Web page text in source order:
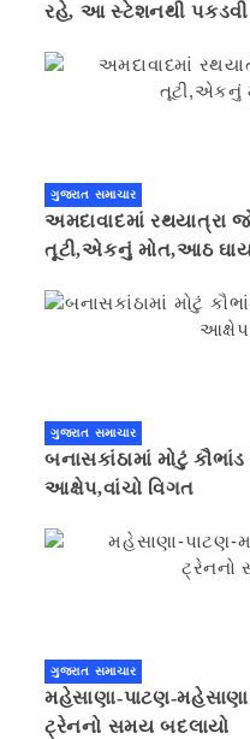
રહે, આ સ્ટેશનથી પકડવી
ગુજરાત સમાચાર
અમદાવાદમાં રથયાત્રા
તૂટી,એકનું મોત,આઠ
ગુજરાત સમાચાર
બનાસકાંઠામાં મોટું
આક્ષેપ,વાંચો વિગત
ગુજરાત સમાચાર
મહેસાણા-પાટણ-
ટ્રેનનો સમય બદલાયો